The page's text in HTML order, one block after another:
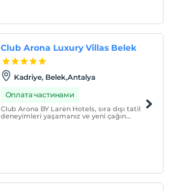
Club Arona Luxury Villas Belek
Kadriye, Belek,Antalya
Оплата частинами
Club Arona BY Laren Hotels, sıra dışı tatil
deneyimleri yaşamanız ve yeni çağın